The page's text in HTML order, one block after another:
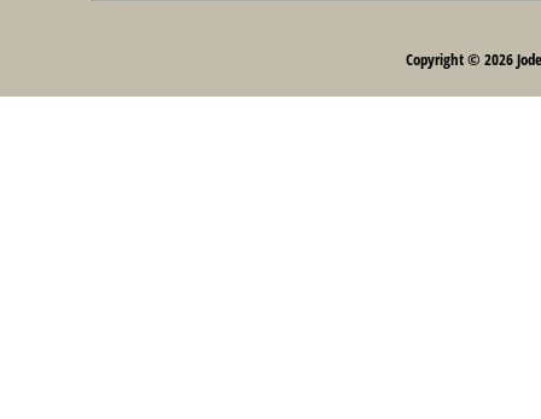
Copyright © 2026